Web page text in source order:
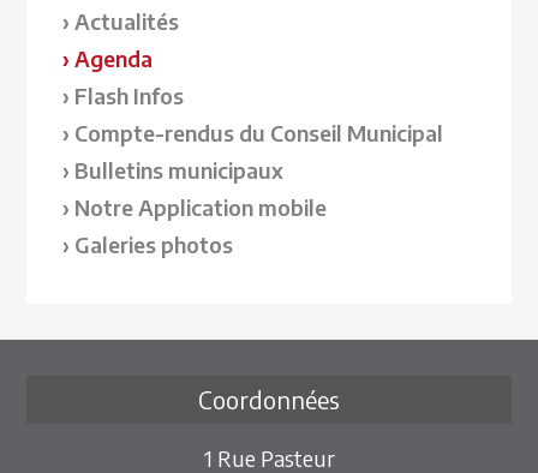
Actualités
Agenda
Flash Infos
Compte-rendus du Conseil Municipal
Bulletins municipaux
Notre Application mobile
Galeries photos
Coordonnées
1 Rue Pasteur